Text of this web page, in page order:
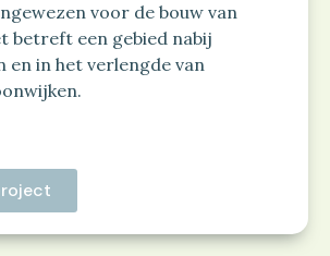
voor de bouw van
betreft een gebied nabij
en in het verlengde van